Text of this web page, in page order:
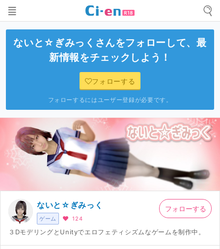
ないと☆ぎみっく さんをフォローして、最
新情報をチェックしよう！
フォローする
フォローするにはユーザー登録が必要です。
ゲーム
ないと☆ぎみっく
124
３DモデリングとUnityでエロフェティシズムなゲームを制作中。
フォローする